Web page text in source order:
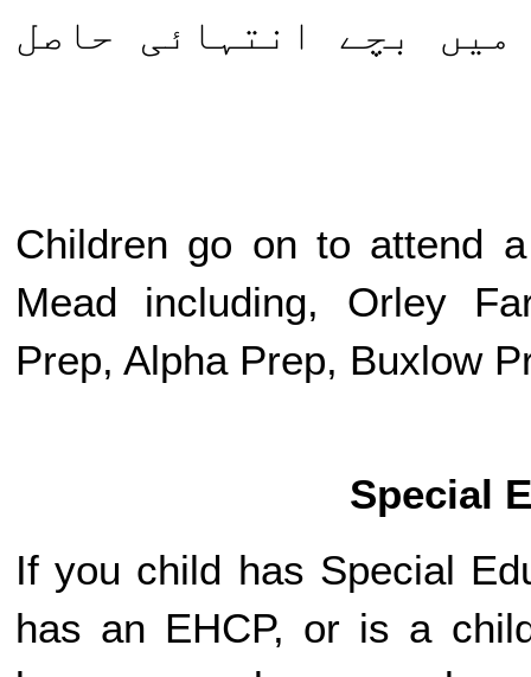
بچے انتہائی حاصل
Children go on to attend
Mead including, Orley
Prep, Alpha Prep, Buxlow
Special
If you child has Special
has an EHCP, or is a